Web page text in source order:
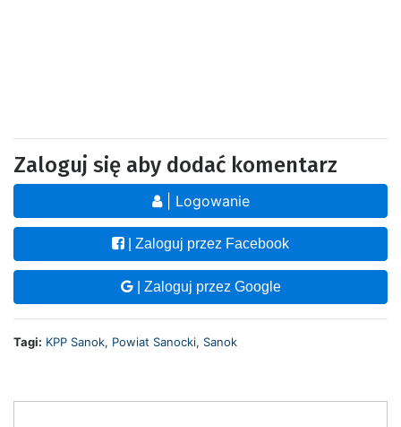
Zaloguj się aby dodać komentarz
| Logowanie
| Zaloguj przez Facebook
| Zaloguj przez Google
Tagi: KPP Sanok, Powiat Sanocki, Sanok